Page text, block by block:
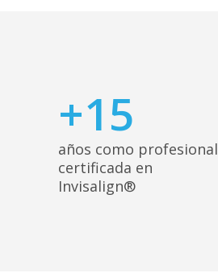
+15
años como profesional
certificada en
Invisalign®